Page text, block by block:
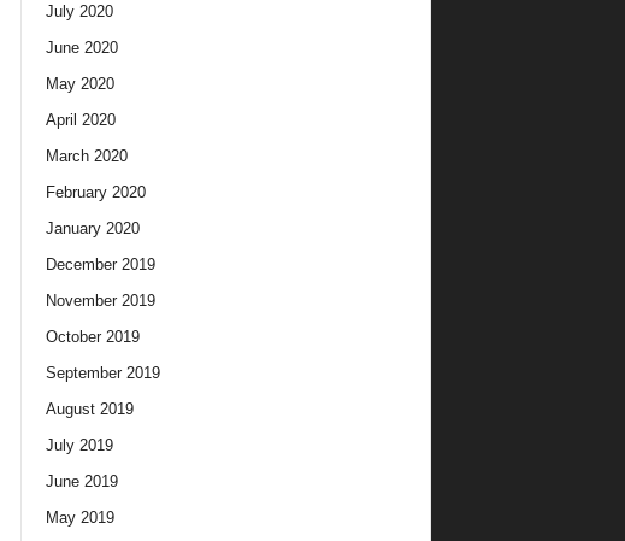
July 2020
June 2020
May 2020
April 2020
March 2020
February 2020
January 2020
December 2019
November 2019
October 2019
September 2019
August 2019
July 2019
June 2019
May 2019